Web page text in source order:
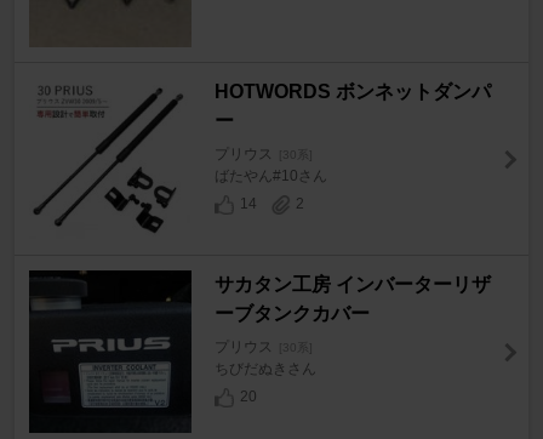
HOTWORDS ボンネットダンパ
ー
プリウス [30系]
ばたやん#10さん
14
2
サカタン工房 インバーターリザ
ーブタンクカバー
プリウス [30系]
ちびだぬきさん
20